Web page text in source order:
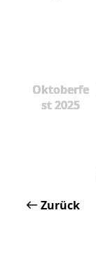
Oktoberfe
st 2025
Zurück